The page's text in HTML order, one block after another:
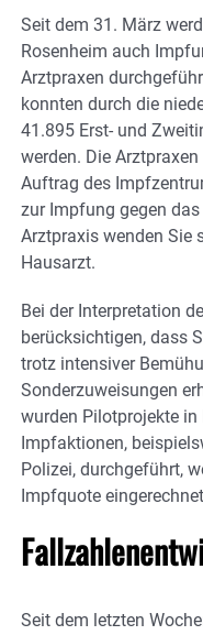
Seit dem 31. März
Rosenheim auch
Arztpraxen
konnten durch die
41.895 Erst- und
werden. Die
Auftrag des
zur Impfung gegen
Arztpraxis wenden Sie
Hausarzt.
Bei der Interpretation
berücksichtigen, dass
trotz intensiver
Sonderzuweisungen
wurden Pilotprojekte in
Impfaktionen,
Polizei, durchgeführt,
Impfquote
Seit dem letzten